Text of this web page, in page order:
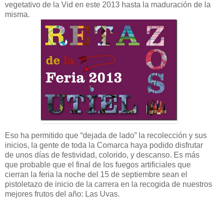
vegetativo de la Vid en este 2013 hasta la maduración de la
misma.
Eso ha permitido que “dejada de lado” la recolección y sus
inicios, la gente de toda la Comarca haya podido disfrutar
de unos días de festividad, colorido, y descanso. Es más
que probable que el final de los fuegos artificiales que
cierran la feria la noche del 15 de septiembre sean el
pistoletazo de inicio de la carrera en la recogida de nuestros
mejores frutos del año: Las Uvas.